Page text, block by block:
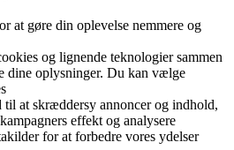
at gøre din oplevelse nemmere og
og lignende teknologier sammen
dine oplysninger. Du kan vælge
til at skræddersy annoncer og indhold,
effekt og analysere
for at forbedre vores ydelser